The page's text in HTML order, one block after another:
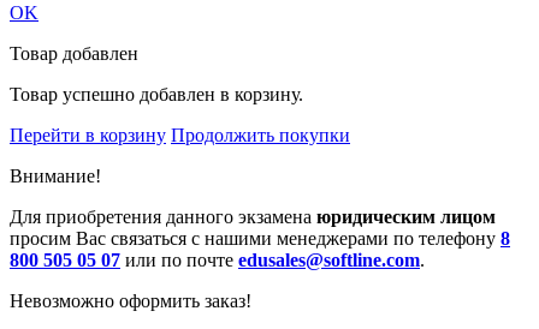
OK
Товар добавлен
Товар успешно добавлен в корзину.
Перейти в корзину Продолжить покупки
Внимание!
Для приобретения данного экзамена юридическим лицом
просим Вас связаться с нашими менеджерами по телефону 8
800 505 05 07 или по почте edusales@softline.com.
Невозможно оформить заказ!